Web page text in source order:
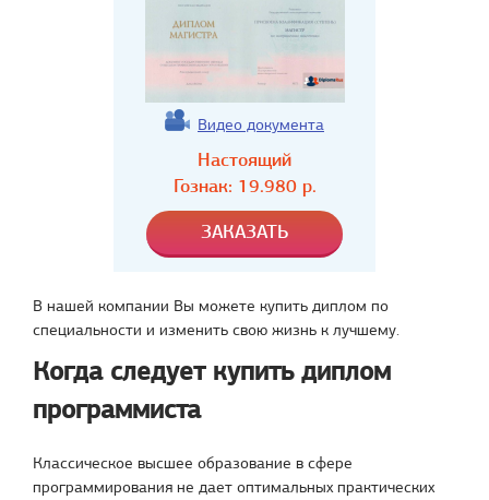
Видео документа
Настоящий
Гознак: 19.980р.
В нашей компании Вы можете купить диплом по
специальности и изменить свою жизнь к лучшему.
Когда следует купить диплом
программиста
Классическое высшее образование в сфере
программирования не дает оптимальных практических